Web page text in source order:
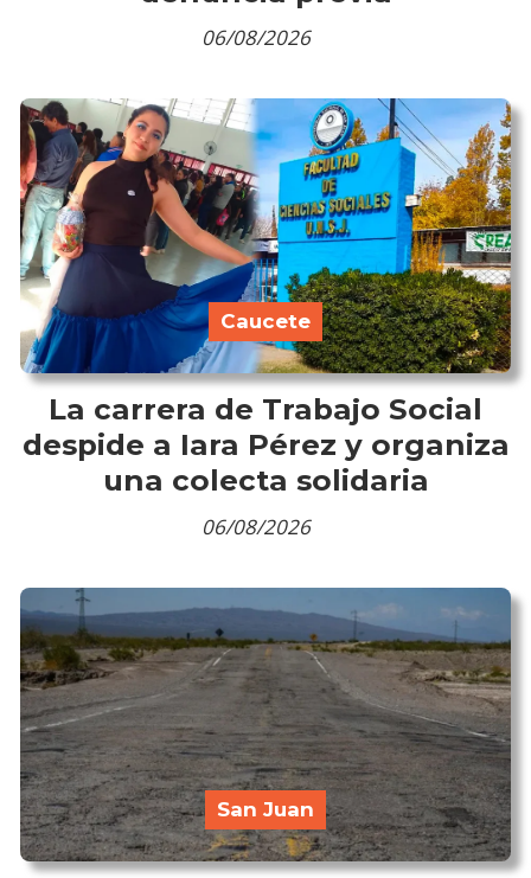
06/08/2026
La carrera de Trabajo Social
despide a Iara Pérez y organiza
una colecta solidaria
Caucete
06/08/2026
San Juan